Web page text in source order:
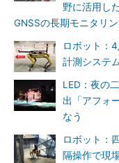
野に活用し
GNSSの長期モニタリ
ロボット：
計測システ
LED：夜の
出「アフォ
なう
ロボット：
隔操作で現